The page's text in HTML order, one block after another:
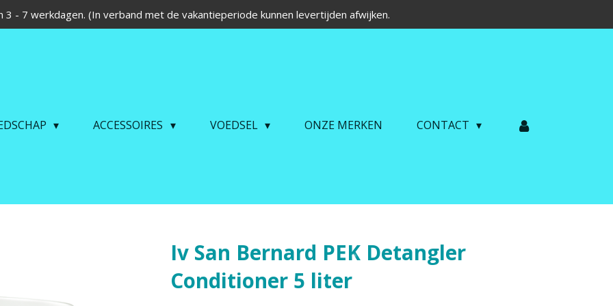
3 - 7 werkdagen. (In verband met de vakantieperiode kunnen levertijden afwijken.
ACCESSOIRES VOEDSEL ONZE MERKEN CONTACT
Iv San Bernard PEK Detangler
Conditioner 5 liter